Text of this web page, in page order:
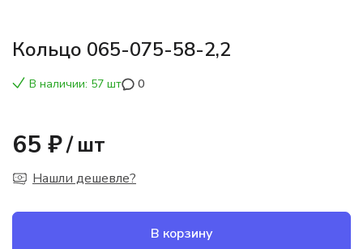
Кольцо 065-075-58-2,2
В наличии: 57 шт 0
65 ₽/ шт
Нашли дешевле?
В корзину